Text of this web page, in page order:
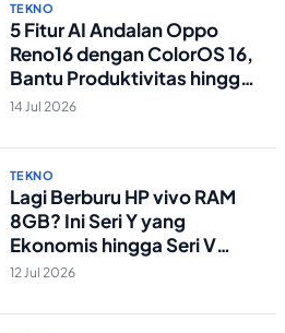
TEKNO
5 Fitur AI Andalan Oppo
Reno16 dengan ColorOS 16,
Bantu Produktivitas hingga
Edit Foto Lebih Praktis
14 Jul 2026
TEKNO
Lagi Berburu HP vivo RAM
8GB? Ini Seri Y yang
Ekonomis hingga Seri V
Berstandar Militer!
12 Jul 2026